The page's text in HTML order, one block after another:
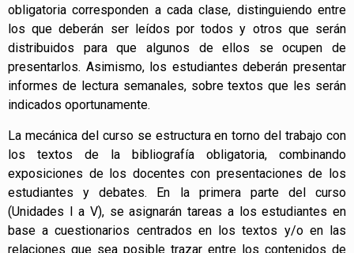
obligatoria corresponden a cada clase, distinguiendo entre
los que deberán ser leídos por todos y otros que serán
distribuidos para que algunos de ellos se ocupen de
presentarlos. Asimismo, los estudiantes deberán presentar
informes de lectura semanales, sobre textos que les serán
indicados oportunamente.
La mecánica del curso se estructura en torno del trabajo con
los textos de la bibliografía obligatoria, combinando
exposiciones de los docentes con presentaciones de los
estudiantes y debates. En la primera parte del curso
(Unidades I a V), se asignarán tareas a los estudiantes en
base a cuestionarios centrados en los textos y/o en las
relaciones que sea posible trazar entre los contenidos de